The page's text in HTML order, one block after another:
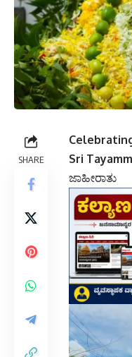
SHARE
Sri
ಜಾಹೀರಾತು